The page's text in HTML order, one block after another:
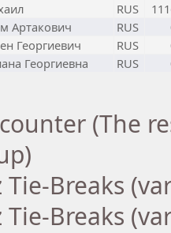
RUS
Артакович RUS
Георгиевич RUS
Георгиевна RUS
(The
Breaks
Breaks